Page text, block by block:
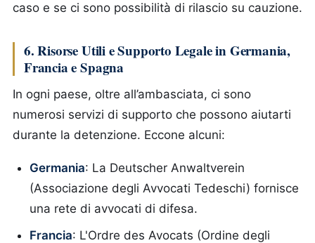
caso e se ci sono possibilità di rilascio su cauzione.
6. Risorse Utili e Supporto Legale in Germania,
Francia e Spagna
In ogni paese, oltre all’ambasciata, ci sono
numerosi servizi di supporto che possono aiutarti
durante la detenzione. Eccone alcuni:
Germania: La Deutscher Anwaltverein
(Associazione degli Avvocati Tedeschi) fornisce
una rete di avvocati di difesa.
Francia: L'Ordre des Avocats (Ordine degli